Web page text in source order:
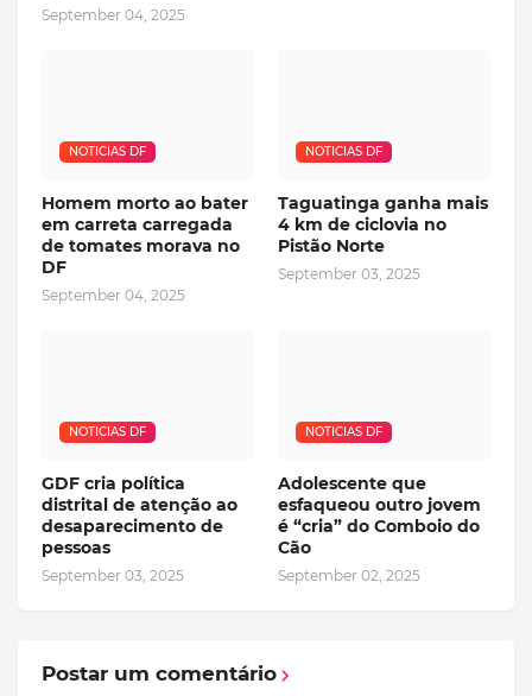
September 04, 2025
NOTICIAS DF
Homem morto ao bater
em carreta carregada
de tomates morava no
DF
September 04, 2025
NOTICIAS DF
Taguatinga ganha mais
4 km de ciclovia no
Pistão Norte
September 03, 2025
NOTICIAS DF
GDF cria política
distrital de atenção ao
desaparecimento de
pessoas
September 03, 2025
NOTICIAS DF
Adolescente que
esfaqueou outro jovem
é “cria” do Comboio do
Cão
September 02, 2025
Postar um comentário